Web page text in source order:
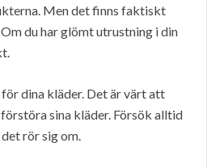
Men det finns faktiskt
du har glömt utrustning i din
dina kläder. Det är värt att
sina kläder. Försök alltid
rör sig om.